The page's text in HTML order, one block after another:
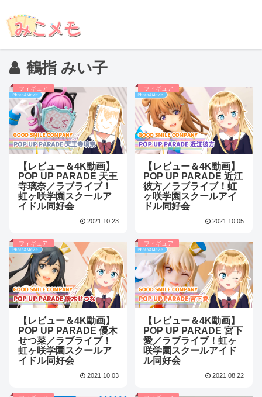
鶴指 みい子
フィギュア
【レビュー＆4K動画】
POP UP PARADE 天王
寺璃奈／ラブライブ！
虹ヶ咲学園スクールア
イドル同好会
2021.10.23
フィギュア
【レビュー＆4K動画】
POP UP PARADE 近江
彼方／ラブライブ！虹
ヶ咲学園スクールアイ
ドル同好会
2021.10.05
フィギュア
【レビュー＆4K動画】
POP UP PARADE 優木
せつ菜／ラブライブ！
虹ヶ咲学園スクールア
イドル同好会
2021.10.03
フィギュア
【レビュー＆4K動画】
POP UP PARADE 宮下
愛／ラブライブ！虹ヶ
咲学園スクールアイド
ル同好会
2021.08.22